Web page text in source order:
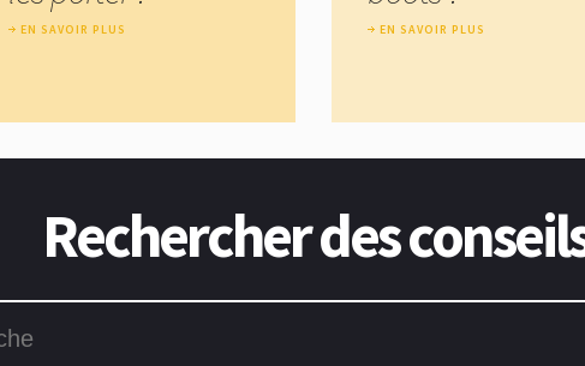
EN SAVOIR PLUS EN SAVOIR PLUS
Rechercher des